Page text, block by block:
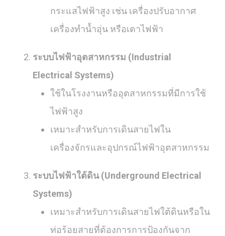
กระแสไฟฟ้าสูง เช่น เครื่องปรับอากาศ
เครื่องทำน้ำอุ่น หรือเตาไฟฟ้า
ระบบไฟฟ้าอุตสาหกรรม (Industrial
Electrical Systems)
ใช้ในโรงงานหรืออุตสาหกรรมที่มีการใช้
ไฟฟ้าสูง
เหมาะสำหรับการเดินสายไฟใน
เครื่องจักรและอุปกรณ์ไฟฟ้าอุตสาหกรรม
ระบบไฟฟ้าใต้ดิน (Underground Electrical
Systems)
เหมาะสำหรับการเดินสายไฟใต้ดินหรือใน
ท่อร้อยสายที่ต้องการการป้องกันจาก